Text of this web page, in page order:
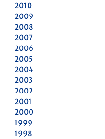
2010
2009
2008
2007
2006
2005
2004
2003
2002
2001
2000
1999
1998